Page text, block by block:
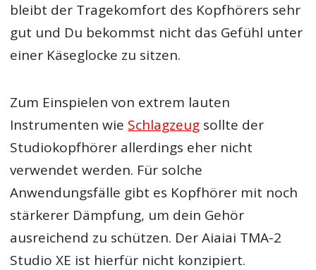
bleibt der Tragekomfort des Kopfhörers sehr
gut und Du bekommst nicht das Gefühl unter
einer Käseglocke zu sitzen.
Zum Einspielen von extrem lauten
Instrumenten wie Schlagzeug sollte der
Studiokopfhörer allerdings eher nicht
verwendet werden. Für solche
Anwendungsfälle gibt es Kopfhörer mit noch
stärkerer Dämpfung, um dein Gehör
ausreichend zu schützen. Der Aiaiai TMA-2
Studio XE ist hierfür nicht konzipiert.